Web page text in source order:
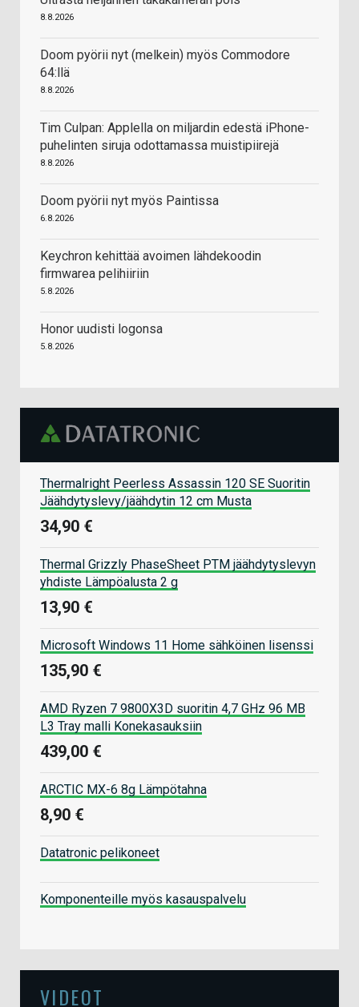
8.8.2026
Doom pyörii nyt (melkein) myös Commodore
64:llä
8.8.2026
Tim Culpan: Applella on miljardin edestä iPhone-
puhelinten siruja odottamassa muistipiirejä
8.8.2026
Doom pyörii nyt myös Paintissa
6.8.2026
Keychron kehittää avoimen lähdekoodin
firmwarea pelihiiriin
5.8.2026
Honor uudisti logonsa
5.8.2026
Thermalright Peerless Assassin 120 SE Suoritin
Jäähdytyslevy/jäähdytin 12 cm Musta
34,90 €
Thermal Grizzly PhaseSheet PTM jäähdytyslevyn
yhdiste Lämpöalusta 2 g
13,90 €
Microsoft Windows 11 Home sähköinen lisenssi
135,90 €
AMD Ryzen 7 9800X3D suoritin 4,7 GHz 96 MB
L3 Tray malli Konekasauksiin
439,00 €
ARCTIC MX-6 8g Lämpötahna
8,90 €
Datatronic pelikoneet
Komponenteille myös kasauspalvelu
VIDEOT